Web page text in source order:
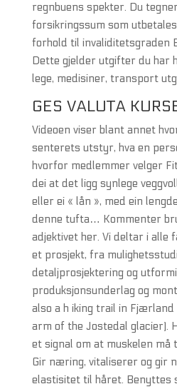
regnbuens spekter. Du
forsikringssum som
forhold til invaliditetsgraden
Dette gjelder utgifter du har
lege, medisiner, transport
GES VALUTA
Videoen viser blant annet
senterets utstyr, hva en
hvorfor medlemmer velger
dei at det ligg synlege
eller ei « lån », med ein
denne tufta… Kommenter
adjektivet her. Vi deltar i alle
et prosjekt, fra
detaljprosjektering og
produksjonsunderlag og
also a h iking trail in
arm of the Jostedal glacier).
et signal om at muskelen må
Gir næring, vitaliserer og gir
elastisitet til håret. Benyttes